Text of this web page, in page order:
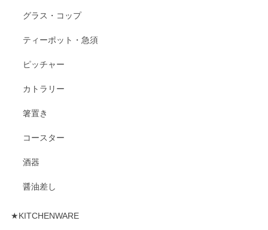
グラス・コップ
ティーポット・急須
ピッチャー
カトラリー
箸置き
コースター
酒器
醤油差し
★KITCHENWARE